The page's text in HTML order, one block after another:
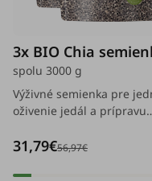
3x BIO Chia
spolu 3000 g
Výživné semienka pre
oživenie jedál a prípravu
31,79€56,97€